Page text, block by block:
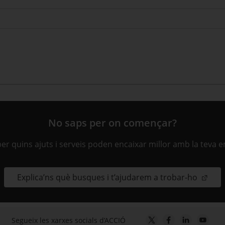
No saps per on començar?
quins ajuts i serveis poden encaixar millor amb la teva
Explica’ns què busques i t’ajudarem a trobar-ho
Segueix les xarxes socials d’ACCIÓ